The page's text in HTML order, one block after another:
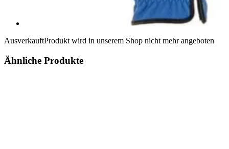
AusverkauftProdukt wird in unserem Shop nicht mehr angeboten
Ähnliche Produkte